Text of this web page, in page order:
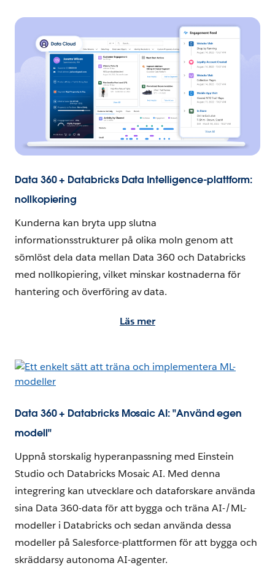
Data 360 + Databricks Data Intelligence-plattform:
nollkopiering
Kunderna kan bryta upp slutna
informationsstrukturer på olika moln genom att
sömlöst dela data mellan Data 360 och Databricks
med nollkopiering, vilket minskar kostnaderna för
hantering och överföring av data.
Läs mer
Data 360 + Databricks Mosaic AI: "Använd egen
modell"
Uppnå storskalig hyperanpassning med Einstein
Studio och Databricks Mosaic AI. Med denna
integrering kan utvecklare och dataforskare använda
sina Data 360-data för att bygga och träna AI-/ML-
modeller i Databricks och sedan använda dessa
modeller på Salesforce-plattformen för att bygga och
skräddarsy autonoma AI-agenter.